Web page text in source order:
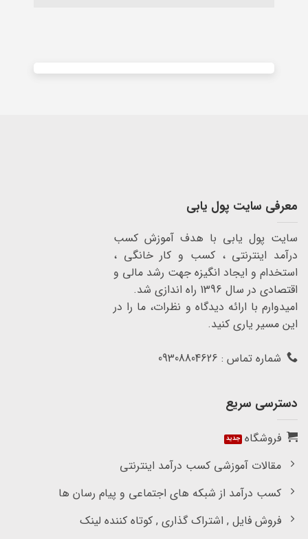
معرفی سایت پول یابی
سایت پول یابی با هدف آموزش کسب
درآمد اینترنتی ، کسب و کار خانگی ،
استخدام و ایجاد انگیزه جهت رشد مالی و
اقتصادی در سال 1396 راه اندازی شد.
امیدوارم با ارائه دیدگاه و نظرات، ما را در
این مسیر یاری کنید.
شماره تماس : 09308804626
دسترسی سریع
فروشگاه
مقالات آموزشی کسب درآمد اینترنتی
کسب درآمد از شبکه های اجتماعی و پیام رسان ها
فروش فایل , اشتراک گذاری , کوتاه کننده لینک